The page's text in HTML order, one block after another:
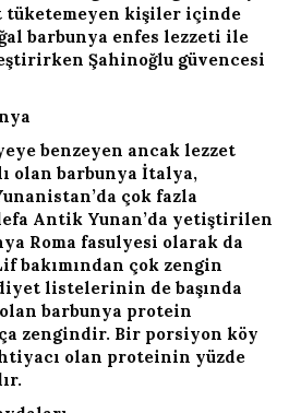
tüketemeyen kişiler içinde
barbunya enfes lezzeti ile
Şahinoğlu güvencesi
benzeyen ancak lezzet
olan barbunya İtalya,
çok fazla
Antik Yunan’da yetiştirilen
Roma fasulyesi olarak da
bakımından çok zengin
listelerinin de başında
olan barbunya protein
zengindir. Bir porsiyon köy
olan proteinin yüzde